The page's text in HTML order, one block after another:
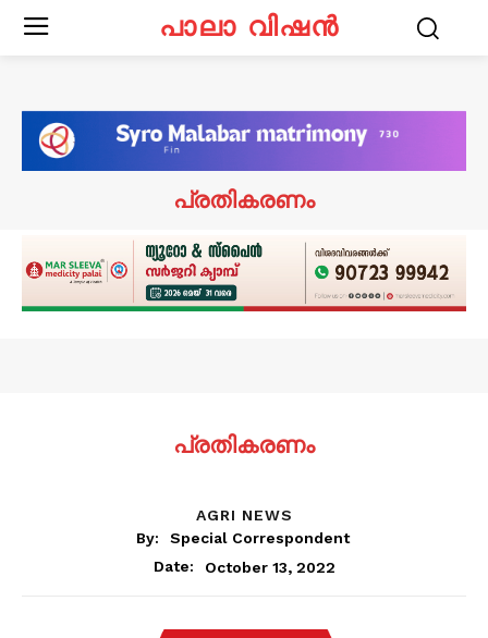
പാലാ വിഷൻ
പ്രതികരണം
പ്രതികരണം
AGRI NEWS
By:
Special Correspondent
Date:
October 13, 2022